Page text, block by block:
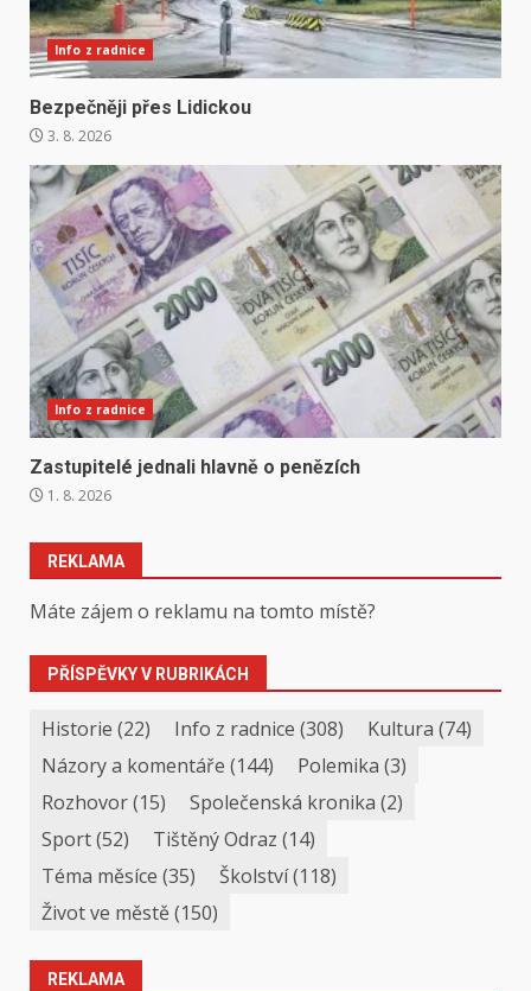
Info z radnice
Bezpečněji přes Lidickou
3. 8. 2026
Info z radnice
Zastupitelé jednali hlavně o penězích
1. 8. 2026
REKLAMA
Máte zájem o reklamu na tomto místě?
PŘÍSPĚVKY V RUBRIKÁCH
Historie (22) Info z radnice (308) Kultura (74)
Názory a komentáře (144) Polemika (3)
Rozhovor(15) Společenská kronika (2)
Sport(52) Tištěný Odraz (14)
Téma měsíce (35) Školství(118)
Život ve městě(150)
REKLAMA